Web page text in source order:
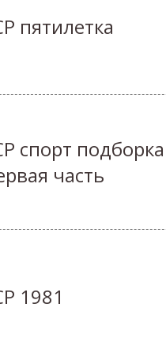
пятилетка
спорт подборка
часть
1981